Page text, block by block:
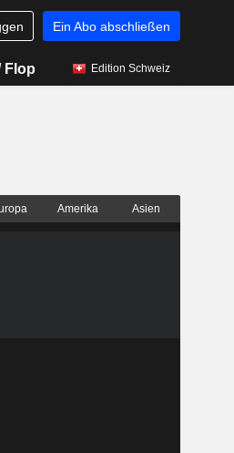
Ein Abo abschließen
Flop Edition Schweiz
Amerika Asien